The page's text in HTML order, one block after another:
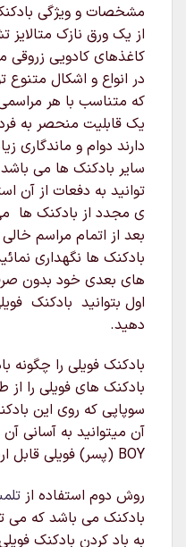
مشخصات و ویژگی
از یک ورق نازک
کاغذهای کادویی زروقی
در انواع و اشکال متنوع
که متناسب با هر
یک قابلیت منحصر به
دارند دوام و ماندگاری
سایر بادکنک ها می
توانید به دفعات از آن
ی مجدد از بادکنک ها
بعد از اتمام مراسم
بادکنک ها نگهداری
های بعدی خود بدون
اول بتوانید بادکنک
دهید.
بادکنک فویلی را چگونه
بادکنک های فویلی را
سوپاپی که روی این
آن میتوانید به آسانی
BOY (پسر) فویلی قابل ارسال به سراسر کشور است
روش دوم استفاده از
بادکنک می باشد که می
به باد کردن بادکنک